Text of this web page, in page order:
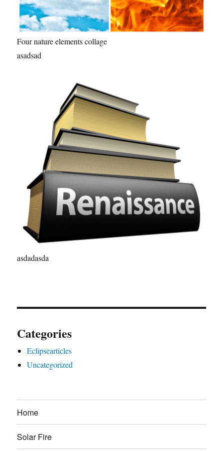
Four nature elements collage
asadsad
asdadasda
Categories
Eclipsearticles
Uncategorized
Home
Solar Fire